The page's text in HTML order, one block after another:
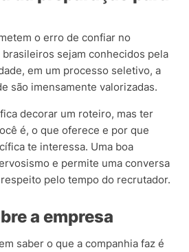
o erro de confiar no
sejam conhecidos pela
em um processo seletivo, a
são imensamente valorizadas.
decorar um roteiro, mas ter
é, o que oferece e por que
te interessa. Uma boa
e permite uma conversa
pelo tempo do recrutador.
a empresa
saber o que a companhia faz é